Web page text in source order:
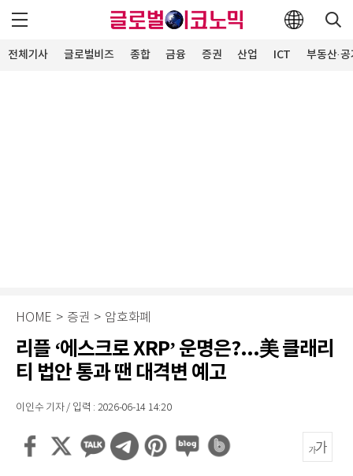
전체기사 글로벌비즈 종합 금융 증권 산업 ICT 부동산·
HOME > 증권 > 암호화폐
리플 ‘에스크로 XRP’ 운명은?...美 클래리
티 법안 통과 땐 대격변 예고
이인수 기자 / 입력 : 2026-06-14 14:20